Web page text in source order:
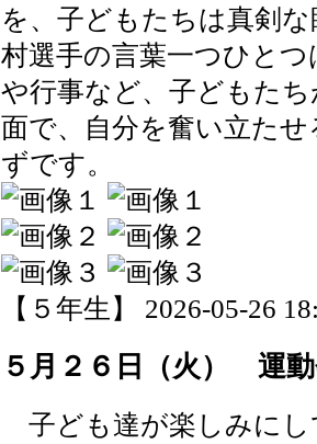
を、子どもたちは真剣
村選手の言葉一つひと
や行事など、子どもた
面で、自分を奮い立た
ずです。
【５年生】 2026-05-26
５月２６日（火） 運
子ども達が楽しみにし